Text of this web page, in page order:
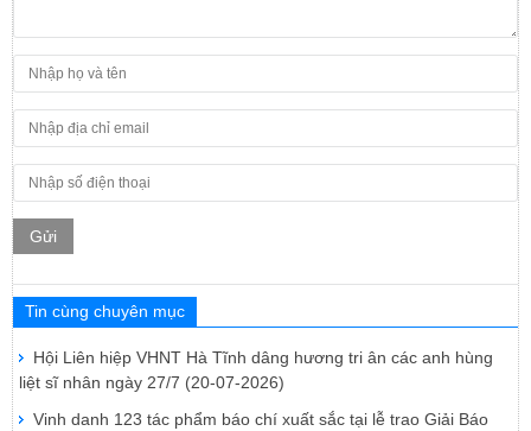
Gửi
Tin cùng chuyên mục
Hội Liên hiệp VHNT Hà Tĩnh dâng hương tri ân các anh hùng
liệt sĩ nhân ngày 27/7 (20-07-2026)
Vinh danh 123 tác phẩm báo chí xuất sắc tại lễ trao Giải Báo